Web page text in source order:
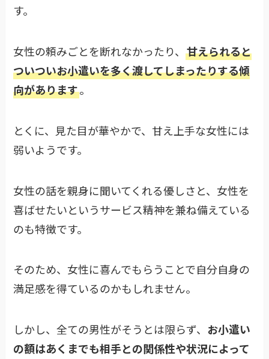
す。
女性の頼みごとを断れなかったり、甘えられると
ついついお小遣いを多く渡してしまったりする傾
向があります。
とくに、見た目が華やかで、甘え上手な女性には
弱いようです。
女性の話を親身に聞いてくれる優しさと、女性を
喜ばせたいというサービス精神を兼ね備えている
のも特徴です。
そのため、女性に喜んでもらうことで自分自身の
満足感を得ているのかもしれません。
しかし、全ての男性がそうとは限らず、 お小遣い
の額はあくまでも相手との関係性や状況によって